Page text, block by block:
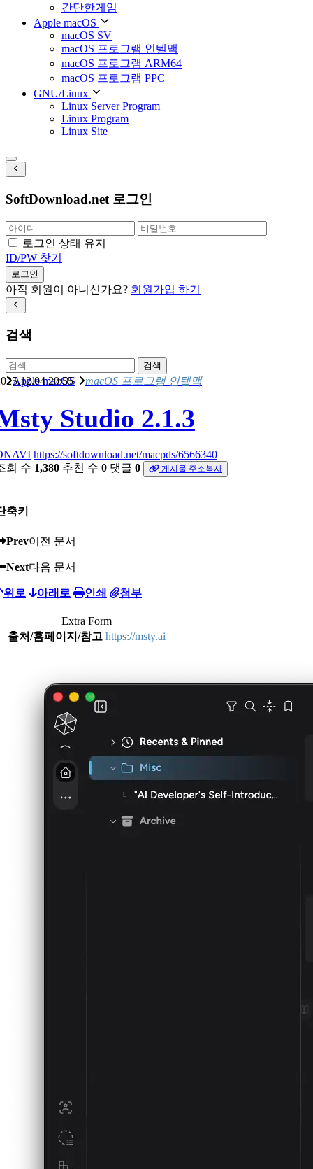
간단한게임
Apple macOS
macOS SV
macOS 프로그램 인텔맥
macOS 프로그램 ARM64
macOS 프로그램 PPC
GNU/Linux
Linux Server Program
Linux Program
Linux Site
SoftDownload.net 로그인
로그인 상태 유지
ID/PW 찾기
로그인
아직 회원이 아니신가요? 회원가입 하기
검색
검색
Apple macOS macOS 프로그램 인텔맥
20:55
Studio 2.1.3
https://softdownload.net/macpds/6566340
회 수 1,380 추천 수 0 댓글 0 게시물 주소복사
축키
Prev이전 문서
Next다음 문서
위로 아래로 인쇄 첨부
Extra Form
출처/홈페이지/참고 https://msty.ai